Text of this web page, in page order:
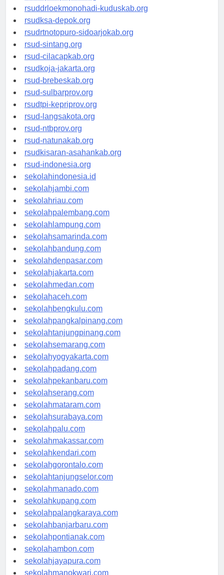
rsud-tpikepriprov.org
rsuddrloekmonohadi-kuduskab.org
rsudksa-depok.org
rsudrtnotopuro-sidoarjokab.org
rsud-sintang.org
rsud-cilacapkab.org
rsudkoja-jakarta.org
rsud-brebeskab.org
rsud-sulbarprov.org
rsudtpi-kepriprov.org
rsud-langsakota.org
rsud-ntbprov.org
rsud-natunakab.org
rsudkisaran-asahankab.org
rsud-indonesia.org
sekolahindonesia.id
sekolahjambi.com
sekolahriau.com
sekolahpalembang.com
sekolahlampung.com
sekolahsamarinda.com
sekolahbandung.com
sekolahdenpasar.com
sekolahjakarta.com
sekolahmedan.com
sekolahaceh.com
sekolahbengkulu.com
sekolahpangkalpinang.com
sekolahtanjungpinang.com
sekolahsemarang.com
sekolahyogyakarta.com
sekolahpadang.com
sekolahpekanbaru.com
sekolahserang.com
sekolahmataram.com
sekolahsurabaya.com
sekolahpalu.com
sekolahmakassar.com
sekolahkendari.com
sekolahgorontalo.com
sekolahtanjungselor.com
sekolahmanado.com
sekolahkupang.com
sekolahpalangkaraya.com
sekolahbanjarbaru.com
sekolahpontianak.com
sekolahambon.com
sekolahjayapura.com